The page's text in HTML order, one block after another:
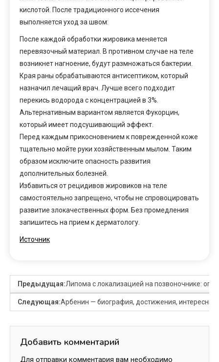
кислотой. После традиционного иссечения
выполняется уход за швом:
После каждой обработки жировика меняется
перевязочный материал. В противном случае на теле
возникнет нагноение, будут размножаться бактерии.
Края раны обрабатываются антисептиком, который
назначил лечащий врач. Лучше всего подходит
перекись водорода с концентрацией в 3%.
Альтернативным вариантом является Фукорцин,
который имеет подсушивающий эффект.
Перед каждым прикосновением к поврежденной коже
тщательно мойте руки хозяйственным мылом. Таким
образом исключите опасность развития
дополнительных болезней.
Избавиться от рецидивов жировиков на теле
самостоятельно запрещено, чтобы не спровоцировать
развитие злокачественных форм. Без промедления
запишитесь на прием к дерматологу.
Источник
Предыдущая:Липома с локализацией на позвоночнике:
Следующая:Арбенин — биография, достижения,
Добавить комментарий
Для отправки комментария вам необходимо